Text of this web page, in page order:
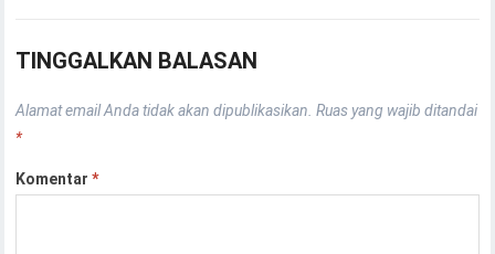
TINGGALKAN BALASAN
Alamat email Anda tidak akan dipublikasikan. Ruas yang wajib ditandai
*
Komentar*